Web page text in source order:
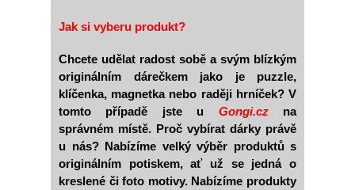
Jak si vyberu produkt?
Chcete udělat radost sobě a svým blízkým
originálním dárečkem jako je puzzle,
klíčenka, magnetka nebo raději hrníček? V
tomto případě jste u Gongi.cz
na
správném místě. Proč vybírat dárky právě
u nás? Nabízíme velký výběr produktů s
originálním potiskem, ať už se jedná o
kreslené či foto motivy. Nabízíme produkty